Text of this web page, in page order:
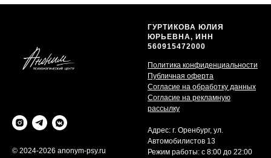
© 2024-2026 anonym-psy.ru
ГУРТИКОВА ЮЛИЯ
ЮРЬЕВНА, ИНН
560915472000
Политика конфиденциальности
Публичная оферта
Согласие на обработку данных
Согласие на рекламную
рассылку
Адрес: г. Оренбург, ул.
Автомобилистов 13
Режим работы: с 8:00 до 22:00